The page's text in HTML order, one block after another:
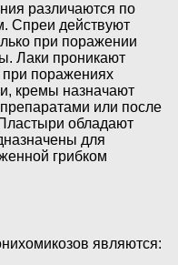
различаются по
Спреи действуют
при поражении
Лаки проникают
при поражениях
кремы назначают
или после
обладают
для
грибком
являются: